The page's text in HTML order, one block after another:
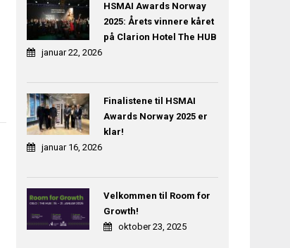
HSMAI Awards Norway
2025: Årets vinnere kåret
på Clarion Hotel The HUB
januar 22, 2026
Finalistene til HSMAI
Awards Norway 2025 er
klar!
januar 16, 2026
Velkommen til Room for
Growth!
oktober 23, 2025